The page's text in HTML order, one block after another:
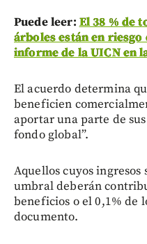
Puede leer: El 38 % de
árboles están en
informe de la UICN en
El acuerdo determina
beneficien
aportar una parte de
fondo global”.
Aquellos cuyos
umbral deberán
beneficios o el 0,1% de
documento.